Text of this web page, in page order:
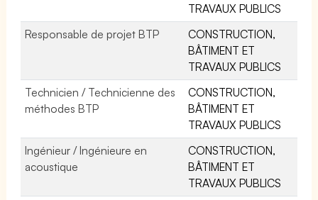
TRAVAUX PUBLICS
Responsable de projet BTP
CONSTRUCTION,
BÂTIMENT ET
TRAVAUX PUBLICS
Technicien / Technicienne des
méthodes BTP
CONSTRUCTION,
BÂTIMENT ET
TRAVAUX PUBLICS
Ingénieur / Ingénieure en
acoustique
CONSTRUCTION,
BÂTIMENT ET
TRAVAUX PUBLICS